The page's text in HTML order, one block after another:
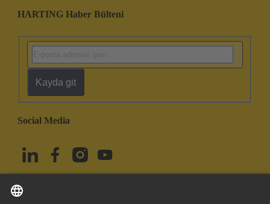
HARTING Haber Bülteni
Kayda git
Social Media